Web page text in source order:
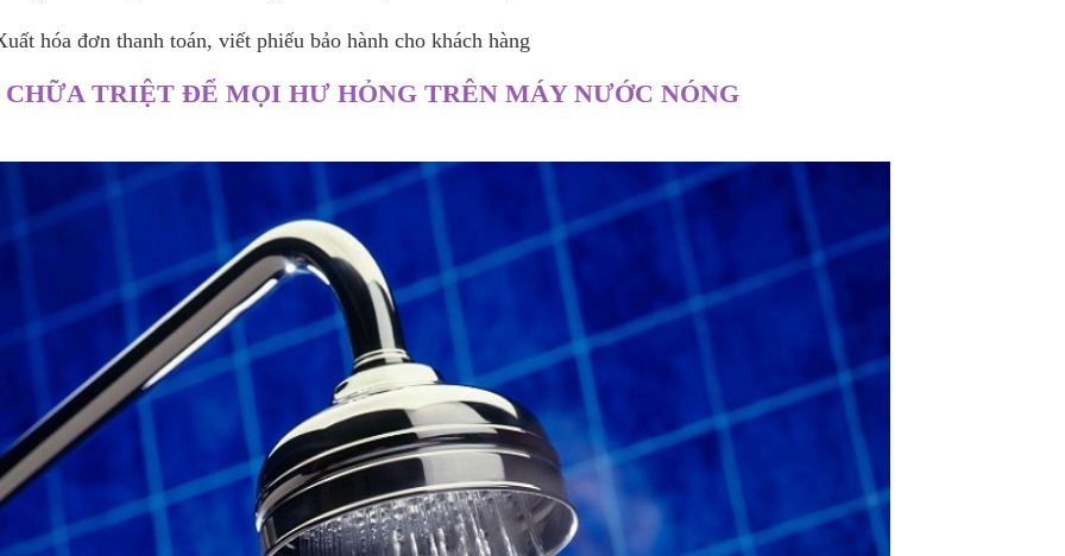
hóa đơn thanh toán, viết phiếu bảo hành cho khách hàng
CHỮA TRIỆT ĐỂ MỌI HƯ HỎNG TRÊN MÁY NƯỚC NÓNG